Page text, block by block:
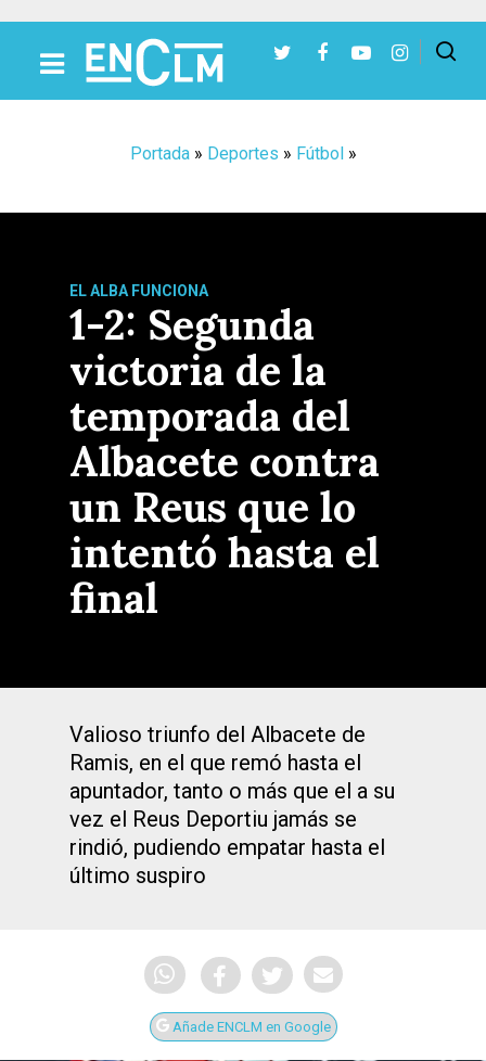
Portada» Deportes » Fútbol»
EL ALBA FUNCIONA
1-2: Segunda
victoria de la
temporada del
Albacete contra
un Reus que lo
intentó hasta el
final
Valioso triunfo del Albacete de
Ramis, en el que remó hasta el
apuntador, tanto o más que el a su
vez el Reus Deportiu jamás se
rindió, pudiendo empatar hasta el
último suspiro
Añade ENCLM en Google